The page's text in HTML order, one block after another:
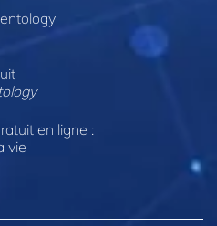
en ligne :
vie